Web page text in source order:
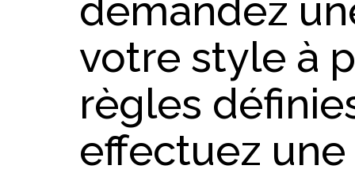
demandez
votre style à
règles
effectuez